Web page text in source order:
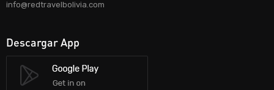
info@redtravelbolivia.com
Descargar App